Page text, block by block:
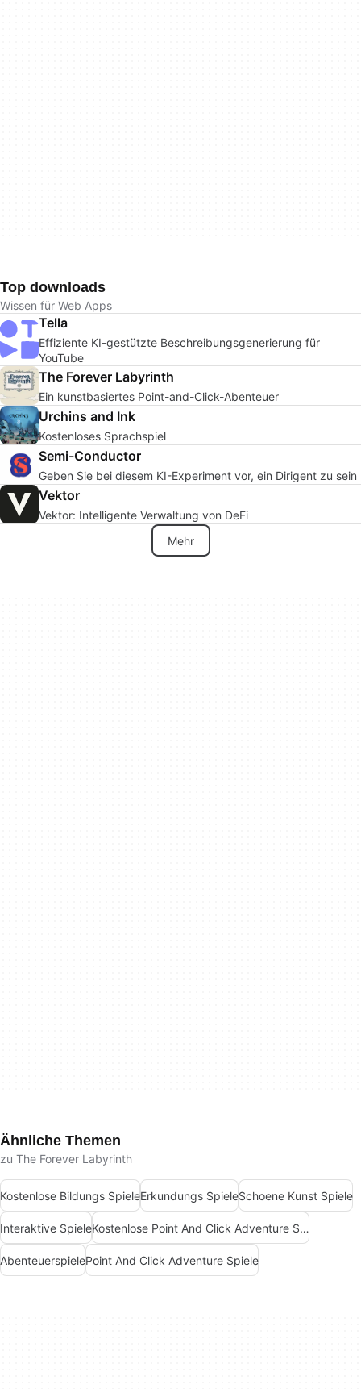
Top downloads
Wissen für Web Apps
Tella
Effiziente KI-gestützte Beschreibungsgenerierung für
YouTube
The Forever Labyrinth
Ein kunstbasiertes Point-and-Click-Abenteuer
Urchins and Ink
Kostenloses Sprachspiel
Semi-Conductor
Geben Sie bei diesem KI-Experiment vor, ein Dirigent zu sein
Vektor
Vektor: Intelligente Verwaltung von DeFi
Mehr
Ähnliche Themen
zu The Forever Labyrinth
Kostenlose Bildungs SpieleErkundungs SpieleSchoene Kunst Spiele
Interaktive Spiele Kostenlose Point And Click Adventure Spiele
AbenteuerspielePoint And Click Adventure Spiele